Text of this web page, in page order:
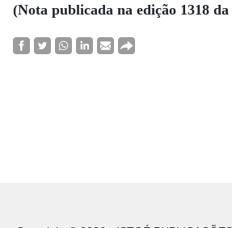
(Nota publicada na edição 1318